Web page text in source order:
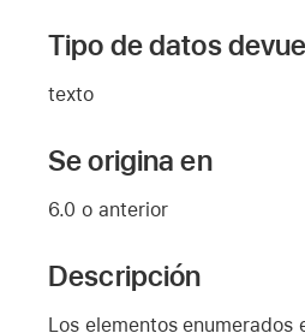
Tipo de datos
texto
Se origina en
6.0 o anterior
Descripción
Los elementos enumerados